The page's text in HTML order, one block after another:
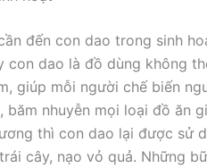
đến con dao trong sinh
con dao là đồ dùng không
giúp mỗi người chế biến
nhuyễn mọi loại đồ ăn
thì con dao lại được sử
cây, nạo vỏ quả. Những